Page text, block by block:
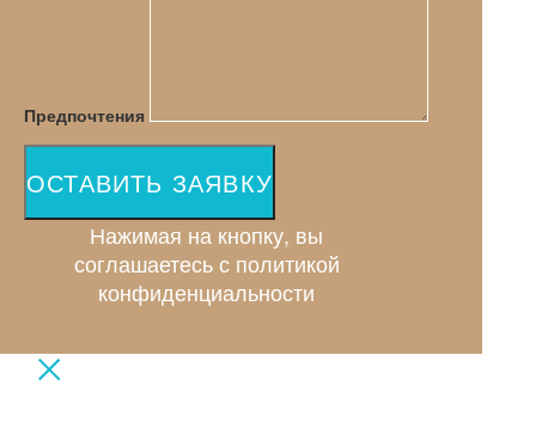
Предпочтения
ОСТАВИТЬ ЗАЯВКУ
Нажимая на кнопку, вы
соглашаетесь с политикой
конфиденциальности